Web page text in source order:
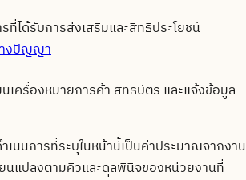
ที่ได้รับการส่งเสริมและสิทธิประโยชน์
งปัญญา
เครื่องหมายการค้า สิทธิบัตร และแจ้งข้อมูล
ำเนินการที่ระบุในหน้านี้เป็นค่าประมาณจากงาน
นแปลงตามคิวและดุลพินิจของหน่วยงานที่